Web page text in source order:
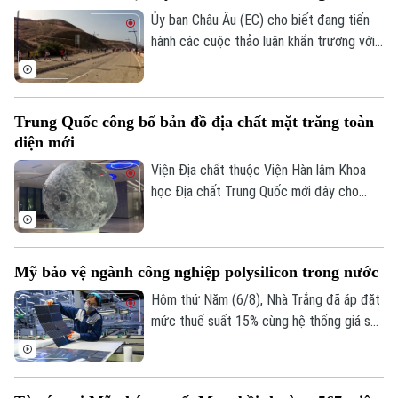
quỵ cho bà.
Ủy ban Châu Âu (EC) cho biết đang tiến
hành các cuộc thảo luận khẩn trương với
khoảng 72.000 người di cư vượt biên từ
biến động chưa từng có tiền lệ.
Trung Quốc công bố bản đồ địa chất mặt trăng toàn
diện mới
Viện Địa chất thuộc Viện Hàn lâm Khoa
học Địa chất Trung Quốc mới đây cho
triệu. Đây được xem là bước tiến khoa
học quan trọng giúp viết lại lịch sử địa
chất của thiên thể này dựa trên những dữ
Mỹ bảo vệ ngành công nghiệp polysilicon trong nước
Hôm thứ Năm (6/8), Nhà Trắng đã áp đặt
mức thuế suất 15% cùng hệ thống giá sàn